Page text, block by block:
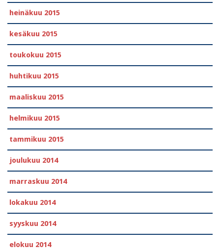
heinäkuu 2015
kesäkuu 2015
toukokuu 2015
huhtikuu 2015
maaliskuu 2015
helmikuu 2015
tammikuu 2015
joulukuu 2014
marraskuu 2014
lokakuu 2014
syyskuu 2014
elokuu 2014